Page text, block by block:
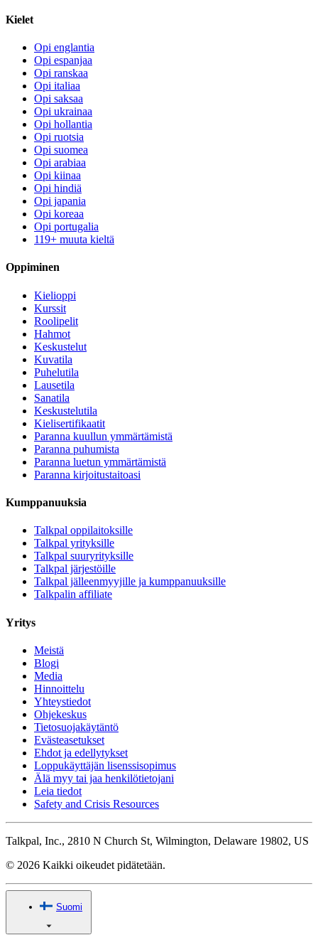
Kielet
Opi englantia
Opi espanjaa
Opi ranskaa
Opi italiaa
Opi saksaa
Opi ukrainaa
Opi hollantia
Opi ruotsia
Opi suomea
Opi arabiaa
Opi kiinaa
Opi hindiä
Opi japania
Opi koreaa
Opi portugalia
119+ muuta kieltä
Oppiminen
Kielioppi
Kurssit
Roolipelit
Hahmot
Keskustelut
Kuvatila
Puhelutila
Lausetila
Sanatila
Keskustelutila
Kielisertifikaatit
Paranna kuullun ymmärtämistä
Paranna puhumista
Paranna luetun ymmärtämistä
Paranna kirjoitustaitoasi
Kumppanuuksia
Talkpal oppilaitoksille
Talkpal yrityksille
Talkpal suuryrityksille
Talkpal järjestöille
Talkpal jälleenmyyjille ja kumppanuuksille
Talkpalin affiliate
Yritys
Meistä
Blogi
Media
Hinnoittelu
Yhteystiedot
Ohjekeskus
Tietosuojakäytäntö
Evästeasetukset
Ehdot ja edellytykset
Loppukäyttäjän lisenssisopimus
Älä myy tai jaa henkilötietojani
Leia tiedot
Safety and Crisis Resources
Talkpal, Inc., 2810 N Church St, Wilmington, Delaware 19802, US
© 2026 Kaikki oikeudet pidätetään.
Suomi